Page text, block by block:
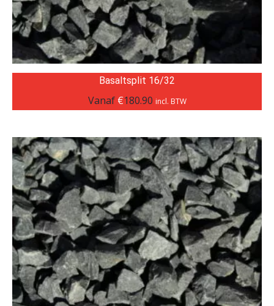
Basaltsplit 16/32
Vanaf €180.90 incl. BTW